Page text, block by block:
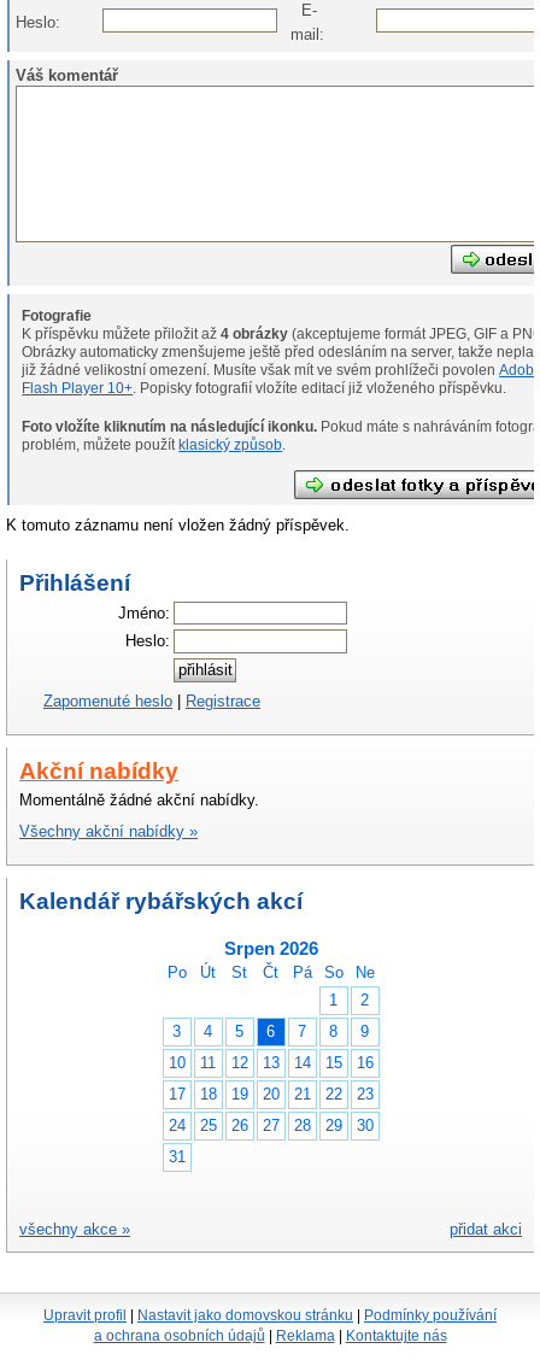
Heslo:
E-
mail:
Váš komentář
Fotografie
K příspěvku můžete přiložit až4 obrázky (akceptujeme formát JPEG, GIF a
Obrázky automaticky zmenšujeme ještě před odesláním na server, takže
již žádné velikostní omezení. Musíte však mít ve svém prohlížeči povolen
Flash Player 10+ . Popisky fotografií vložíte editací již vloženého příspěvku.
Foto vložíte kliknutím na následující ikonku.
problém, můžete použítklasický způsob
K tomuto záznamu není vložen žádný příspěvek.
Přihlášení
Jméno:
Heslo:
Zapomenuté heslo Registrace
Akční nabídky
Momentálně žádné akční nabídky.
Všechny akční nabídky »
Kalendář rybářských akcí
Srpen 2026
Po Út St Čt Pá So
Ne
1
2
3
4 5 6 7 8
9
10
11 12 13 14 15
16
17
18 19 20 21 22
23
24
25 26 27 28 29
30
31
přidat akci
všechny akce »
Upravit profil Nastavit jako domovskou stránku
Podmínky používání
a ochrana osobních údajů
Reklama Kontaktujte nás